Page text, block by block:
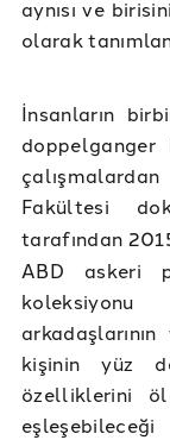
aynısı ve
olarak
İnsanların
doppelganger
Fakültesi
tarafından
ABD askeri
kişinin yüz
özelliklerini